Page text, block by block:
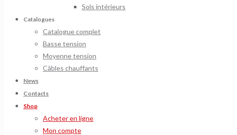
Sols intérieurs
Catalogues
Catalogue complet
Basse tension
Moyenne tension
Câbles chauffants
News
Contacts
Shop
Acheter en ligne
Mon compte